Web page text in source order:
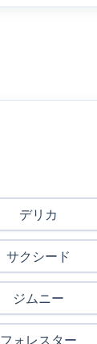
デリカ
サクシード
ジムニー
フォレスター